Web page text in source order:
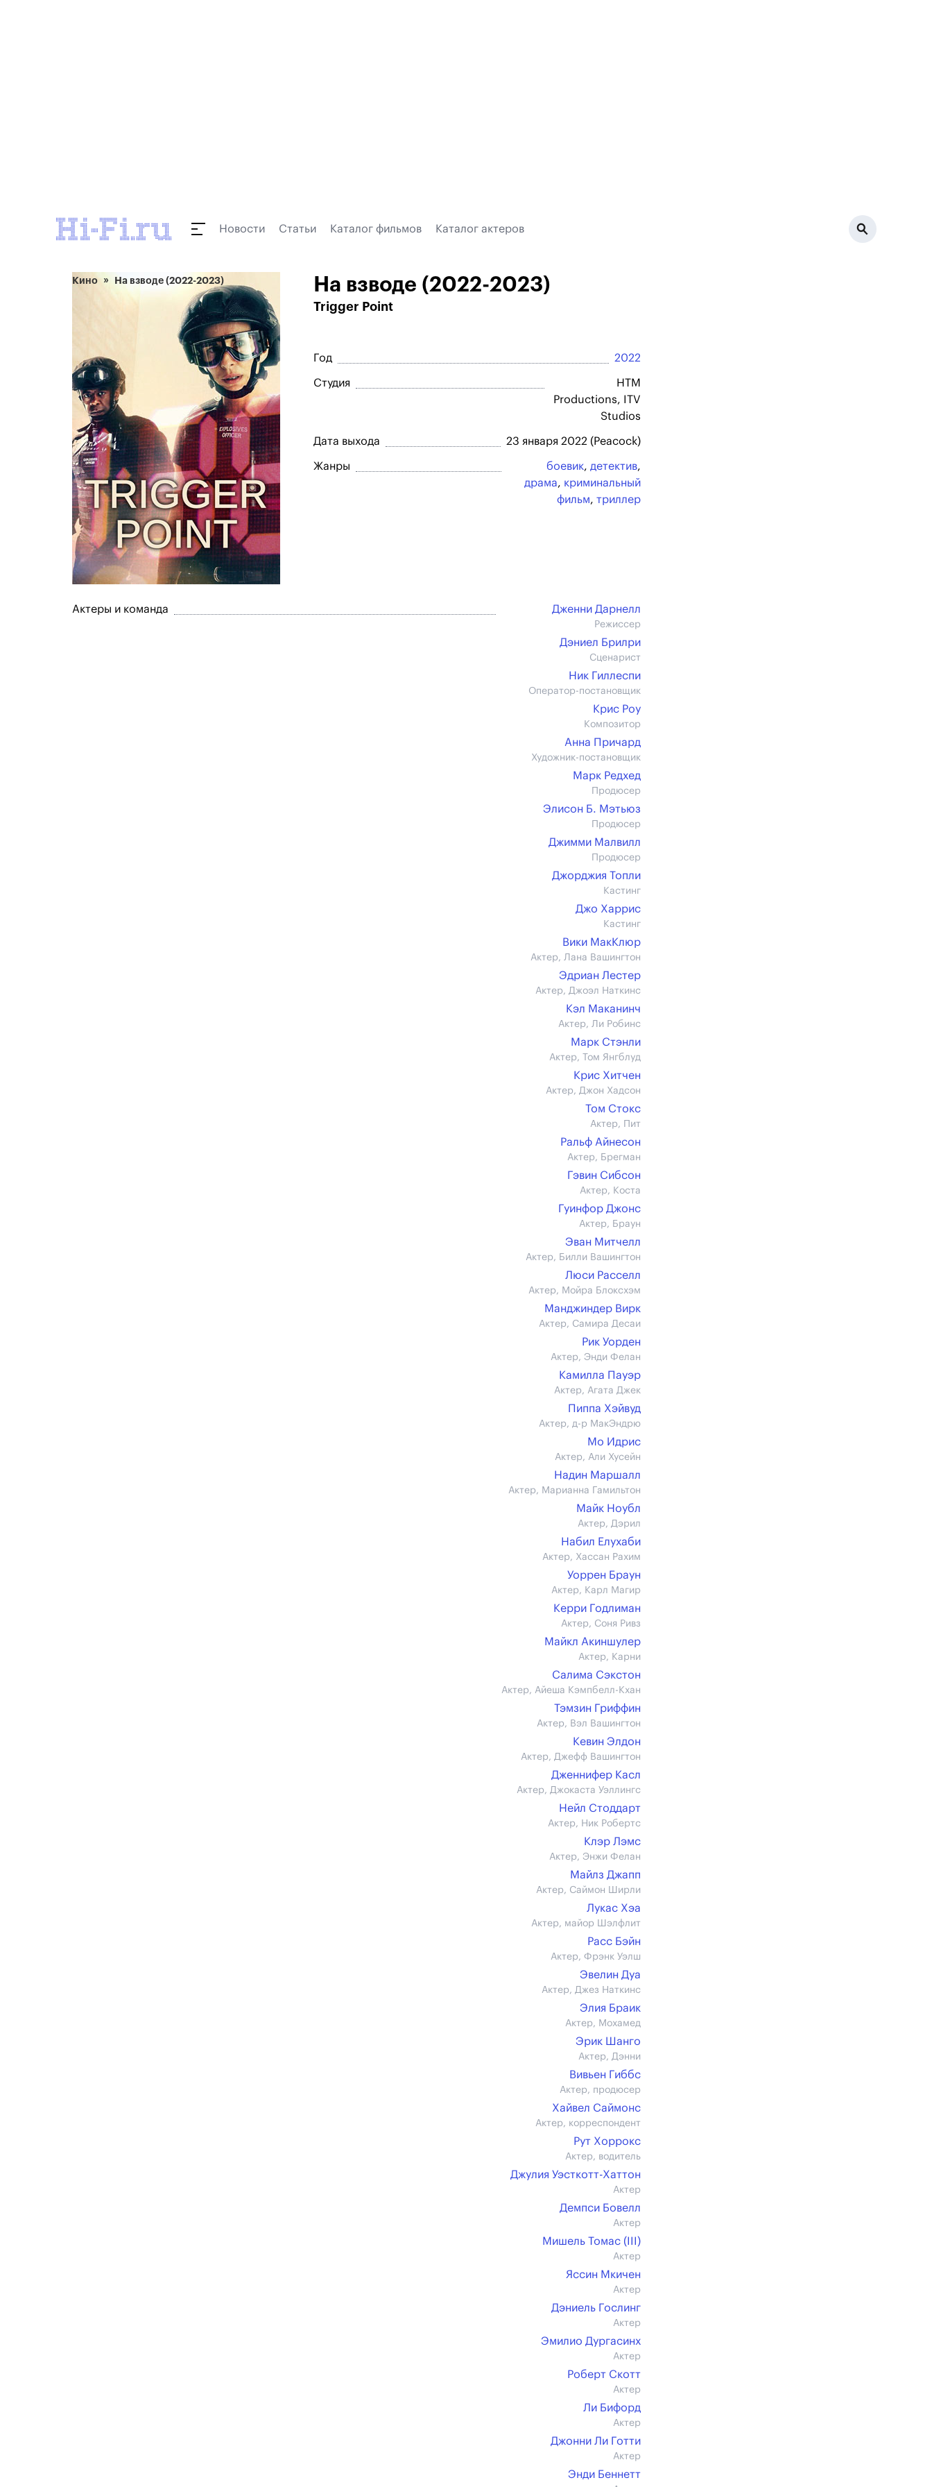
Новости Статьи Каталог фильмов Каталог актеров
Кино На взводе (2022-2023) На взводе (2022-2023)
Trigger Point
Год 2022
Студия
HTM
Productions, ITV
Studios
Дата выхода 23 января 2022 (Peacock)
Жанры боевик, детектив,
драма, криминальный
фильм, триллер
Актеры и команда Дженни Дарнелл
Режиссер
Дэниел Брилри
Сценарист
Ник Гиллеспи
Оператор-постановщик
Крис Роу
Композитор
Анна Причард
Художник-постановщик
Марк Редхед
Продюсер
Элисон Б. Мэтьюз
Продюсер
Джимми Малвилл
Продюсер
Джорджия Топли
Кастинг
Джо Харрис
Кастинг
Вики МакКлюр
Актер, Лана Вашингтон
Эдриан Лестер
Актер, Джоэл Наткинс
Кэл Маканинч
Актер, Ли Робинс
Марк Стэнли
Актер, Том Янгблуд
Крис Хитчен
Актер, Джон Хадсон
Том Стокс
Актер, Пит
Ральф Айнесон
Актер, Брегман
Гэвин Сибсон
Актер, Коста
Гуинфор Джонс
Актер, Браун
Эван Митчелл
Актер, Билли Вашингтон
Люси Расселл
Актер, Мойра Блоксхэм
Манджиндер Вирк
Актер, Самира Десаи
Рик Уорден
Актер, Энди Фелан
Камилла Пауэр
Актер, Агата Джек
Пиппа Хэйвуд
Актер, д-р МакЭндрю
Мо Идрис
Актер, Али Хусейн
Надин Маршалл
Актер, Марианна Гамильтон
Майк Ноубл
Актер, Дэрил
Набил Елухаби
Актер, Хассан Рахим
Уоррен Браун
Актер, Карл Магир
Керри Годлиман
Актер, Соня Ривз
Майкл Акиншулер
Актер, Карни
Салима Сэкстон
Актер, Айеша Кэмпбелл-Кхан
Тэмзин Гриффин
Актер, Вэл Вашингтон
Кевин Элдон
Актер, Джефф Вашингтон
Дженнифер Касл
Актер, Джокаста Уэллингс
Нейл Стоддарт
Актер, Ник Робертс
Клэр Лэмс
Актер, Энжи Фелан
Майлз Джапп
Актер, Саймон Ширли
Лукас Хэа
Актер, майор Шэлфлит
Расс Бэйн
Актер, Фрэнк Уэлш
Эвелин Дуа
Актер, Джез Наткинс
Элия Браик
Актер, Мохамед
Эрик Шанго
Актер, Дэнни
Вивьен Гиббс
Актер, продюсер
Хайвел Саймонс
Актер, корреспондент
Рут Хоррокс
Актер, водитель
Джулия Уэсткотт-Хаттон
Актер
Демпси Бовелл
Актер
Мишель Томас (III)
Актер
Яссин Мкичен
Актер
Дэниель Гослинг
Актер
Эмилио Дургасинх
Актер
Роберт Скотт
Актер
Ли Бифорд
Актер
Джонни Ли Готти
Актер
Энди Беннетт